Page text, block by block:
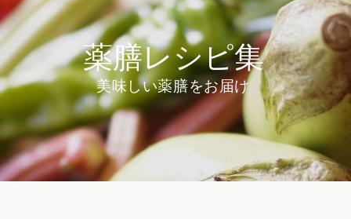
薬膳レシピ集
美味しい薬膳をお届け